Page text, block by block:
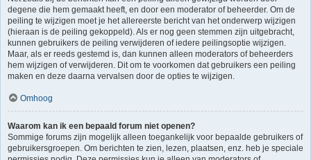
degene die hem gemaakt heeft, en door een moderator of beheerder. Om de
peiling te wijzigen moet je het allereerste bericht van het onderwerp wijzigen
(hieraan is de peiling gekoppeld). Als er nog geen stemmen zijn uitgebracht,
kunnen gebruikers de peiling verwijderen of iedere peilingsoptie wijzigen.
Maar, als er reeds gestemd is, dan kunnen alleen moderators of beheerders
hem wijzigen of verwijderen. Dit om te voorkomen dat gebruikers een peiling
maken en deze daarna vervalsen door de opties te wijzigen.
Omhoog
Waarom kan ik een bepaald forum niet openen?
Sommige forums zijn mogelijk alleen toegankelijk voor bepaalde gebruikers of
gebruikersgroepen. Om berichten te zien, lezen, plaatsen, enz. heb je speciale